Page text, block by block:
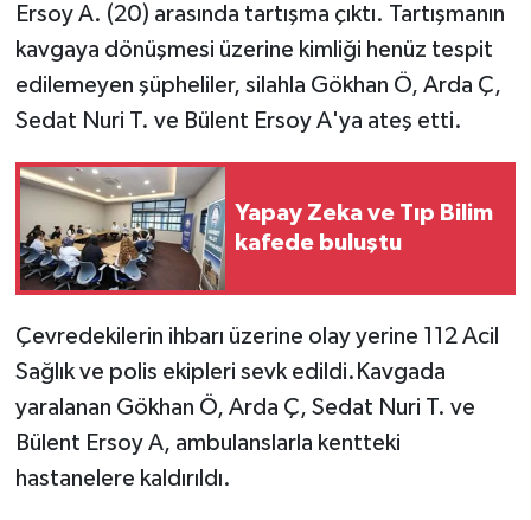
Ersoy A. (20) arasında tartışma çıktı. Tartışmanın
kavgaya dönüşmesi üzerine kimliği henüz tespit
edilemeyen şüpheliler, silahla Gökhan Ö, Arda Ç,
Sedat Nuri T. ve Bülent Ersoy A'ya ateş etti.
Yapay Zeka ve Tıp Bilim
kafede buluştu
Çevredekilerin ihbarı üzerine olay yerine 112 Acil
Sağlık ve polis ekipleri sevk edildi.Kavgada
yaralanan Gökhan Ö, Arda Ç, Sedat Nuri T. ve
Bülent Ersoy A, ambulanslarla kentteki
hastanelere kaldırıldı.
Spor
Teknoloji
Video Haber
Yaşam
Yeme-İçme
Yemek